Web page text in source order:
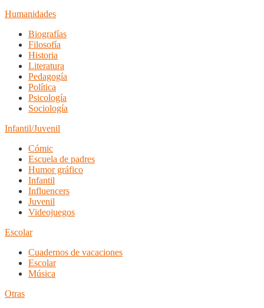
Humanidades
Biografías
Filosofía
Historia
Literatura
Pedagogía
Política
Psicología
Sociología
Infantil/Juvenil
Cómic
Escuela de padres
Humor gráfico
Infantil
Influencers
Juvenil
Videojuegos
Escolar
Cuadernos de vacaciones
Escolar
Música
Otras